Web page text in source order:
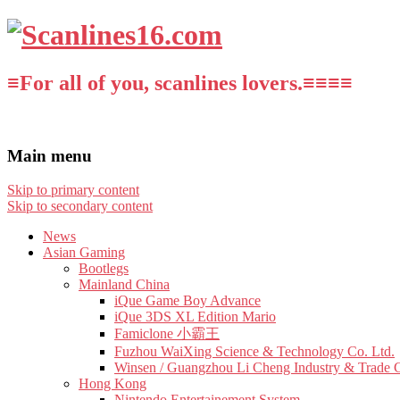
≡For all of you, scanlines lovers.≡≡≡≡
Main menu
Skip to primary content
Skip to secondary content
News
Asian Gaming
Bootlegs
Mainland China
iQue Game Boy Advance
iQue 3DS XL Edition Mario
Famiclone 小霸王
Fuzhou WaiXing Science & Technology Co. Ltd.
Winsen / Guangzhou Li Cheng Industry & Trade
Hong Kong